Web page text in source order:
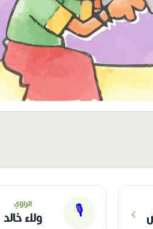
›
🎙 الراوي
ولاء خالد